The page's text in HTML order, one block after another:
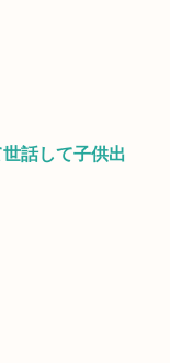
話して子供出